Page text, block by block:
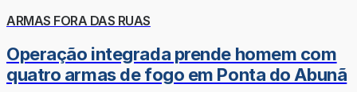
ARMAS FORA DAS RUAS
Operação integrada prende homem com
quatro armas de fogo em Ponta do Abunã